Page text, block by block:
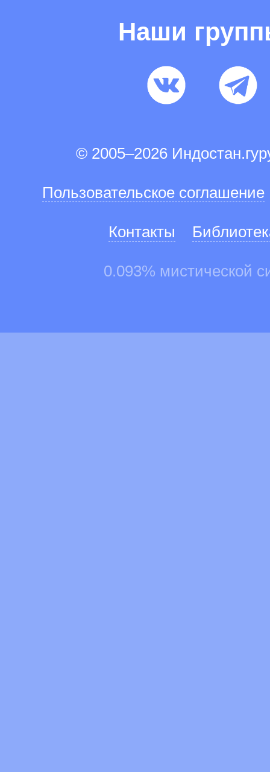
Наши
© 2005–2026
Пользовательское соглашение
Контакты
0.093% мистической